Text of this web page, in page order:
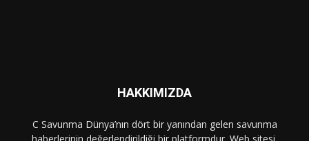
HAKKIMIZDA
C Savunma Dünya’nın dört bir yanından gelen savunma
haberlerinin değerlendirildiği bir platformdur. Web sitesi,